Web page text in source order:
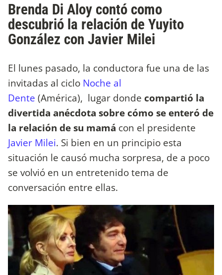
Brenda Di Aloy contó como
descubrió la relación de Yuyito
González con Javier Milei
El lunes pasado, la conductora fue una de las
invitadas al ciclo Noche al
Dente (América), lugar donde compartió la
divertida anécdota sobre cómo se enteró de
la relación de su mamá con el presidente
Javier Milei. Si bien en un principio esta
situación le causó mucha sorpresa, de a poco
se volvió en un entretenido tema de
conversación entre ellas.